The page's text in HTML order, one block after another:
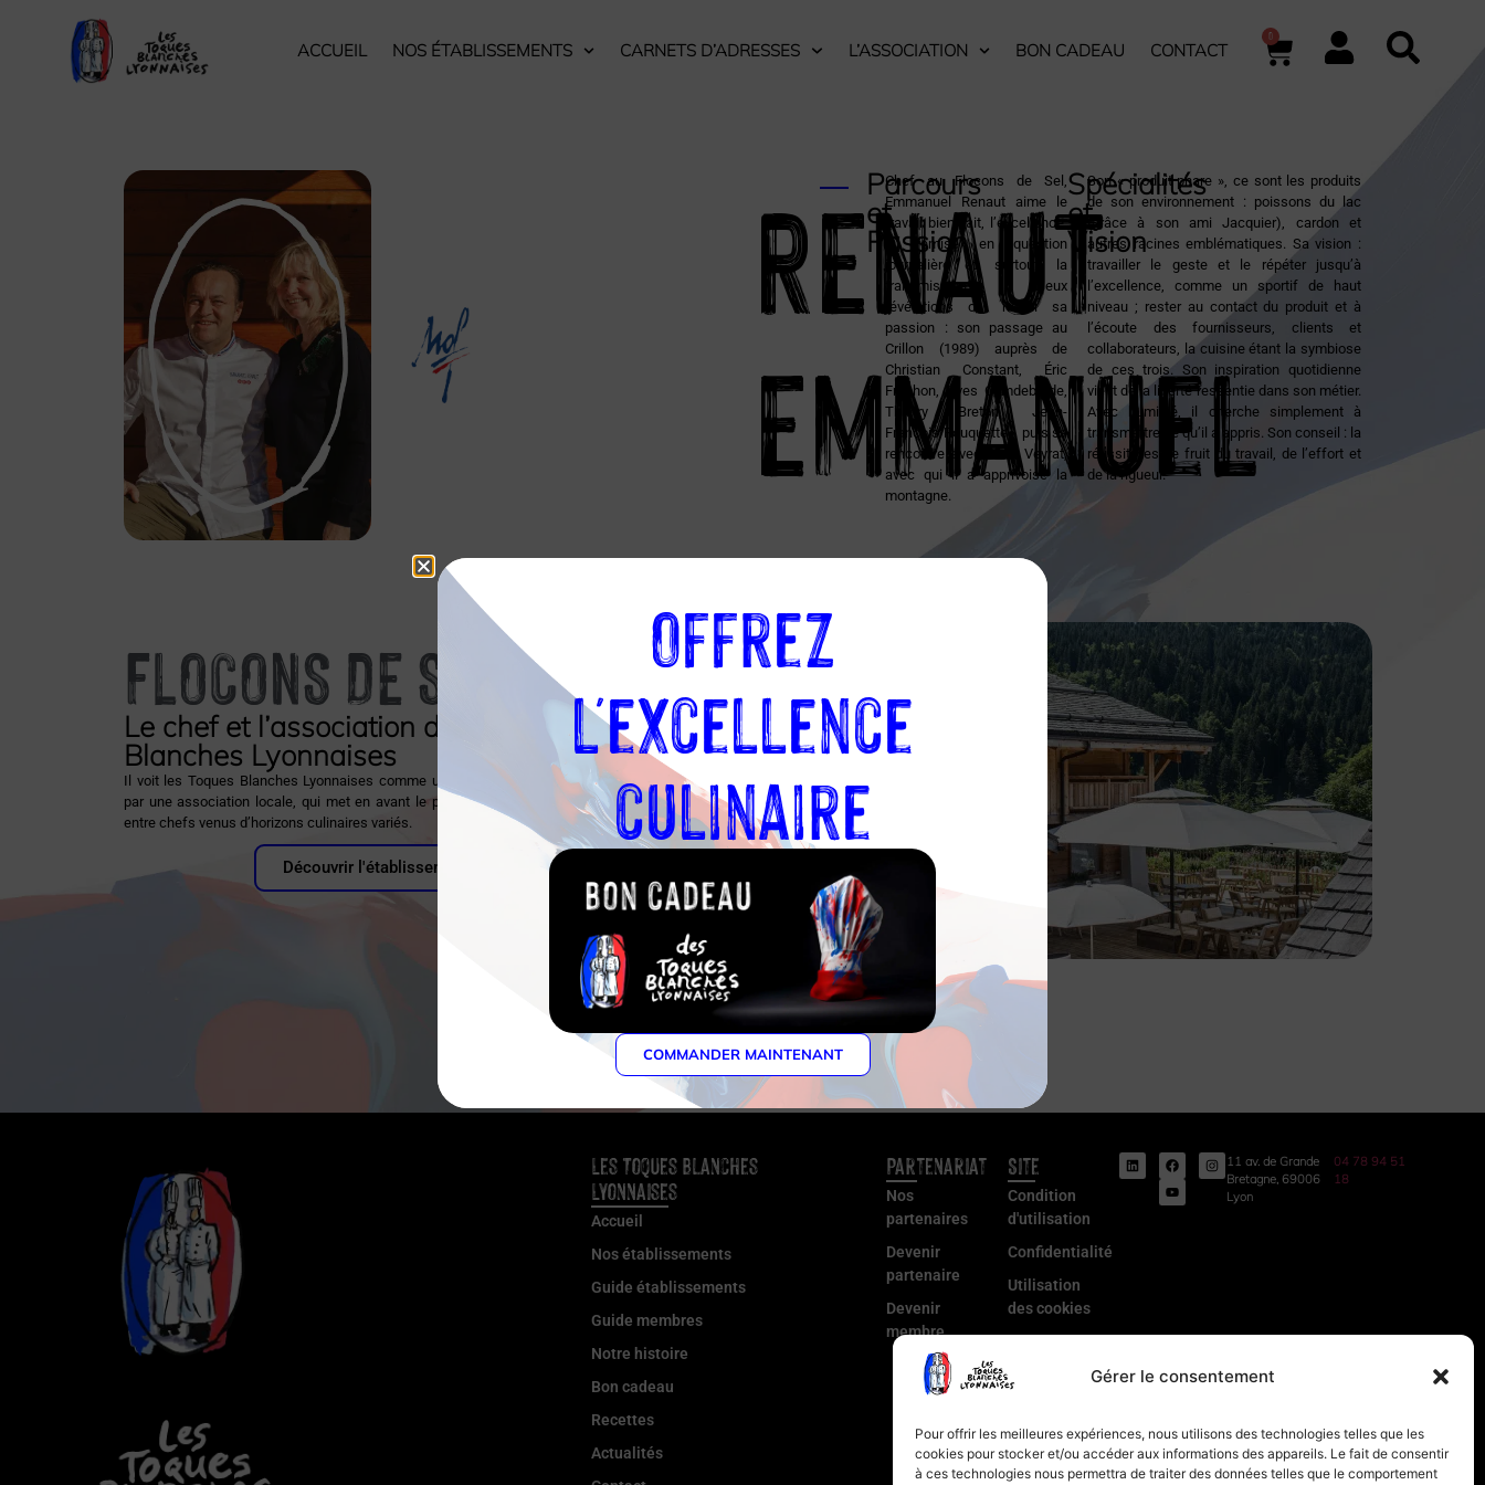
Gérer le consentement
Pour offrir les meilleures expériences, nous utilisons des technologies telles que les
cookies pour stocker et/ou accéder aux informations des appareils. Le fait de consentir
à ces technologies nous permettra de traiter des données telles que le comportement
ACCUEIL NOS ÉTABLISSEMENTS CARNETS D’ADRESSES L’ASSOCIATION BON CADEAU CONTACT
0
RENAUT
Emmanuel
Parcours
et
Passion
Chef au Flocons de Sel,
Emmanuel Renaut aime le
travail bien fait, l’excellence,
la remise en question
journalière et, surtout, la
transmission. Deux
révélations ont nourri sa
passion : son passage au
Crillon (1989) auprès de
Christian Constant, Éric
Frechon, Yves Camdeborde,
Thierry Breton, Jean-
François Rouquette… puis sa
rencontre avec Marc Veyrat,
avec qui il a apprivoisé la
montagne.
Spécialités
et
Vision
Son « produit phare », ce sont les produits
de son environnement : poissons du lac
(grâce à son ami Jacquier), cardon et
autres racines emblématiques. Sa vision :
travailler le geste et le répéter jusqu’à
l’excellence, comme un sportif de haut
niveau ; rester au contact du produit et à
l’écoute des fournisseurs, clients et
collaborateurs, la cuisine étant la symbiose
de ces trois. Son inspiration quotidienne
vient de la liberté ressentie dans son métier.
Avec humilité, il cherche simplement à
transmettre ce qu’il a appris. Son conseil : la
réussite est le fruit du travail, de l’effort et
de la rigueur.
FLOCONS DE SEL
Le chef et l’association des Toques
Blanches Lyonnaises
Il voit les Toques Blanches Lyonnaises comme un groupe régional porté
par une association locale, qui met en avant le partage et les échanges
entre chefs venus d’horizons culinaires variés.
Découvrir l'établissement
Voir tous les membres
Les Toques Blanches
Lyonnaises
Accueil
Nos établissements
Guide établissements
Guide membres
Notre histoire
Bon cadeau
Recettes
Actualités
Partenariat
Nos
partenaires
Devenir
partenaire
Devenir
membre
Site
Condition
d'utilisation
Confidentialité
Utilisation
des cookies
de Vente
légales
11 av. de Grande
Bretagne, 69006
Lyon
04 78 94 51
18
Offrez
l'excellence
culinaire
COMMANDER MAINTENANT